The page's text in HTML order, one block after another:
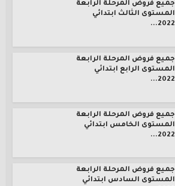
جميع فروض المرحلة الرابعة
المستوى الثالث ابتدائي
2022...
جميع فروض المرحلة الرابعة
المستوى الرابع ابتدائي
2022...
جميع فروض المرحلة الرابعة
المستوى الخامس ابتدائي
2022...
جميع فروض المرحلة الرابعة
المستوى السادس ابتدائي